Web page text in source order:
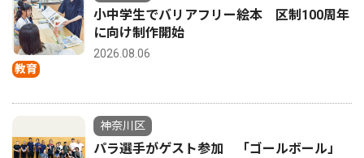
教育
小中学生でバリアフリー絵本 区制100周年
に向け制作開始
2026.08.06
神奈川区
パラ選手がゲスト参加 「ゴールボール」